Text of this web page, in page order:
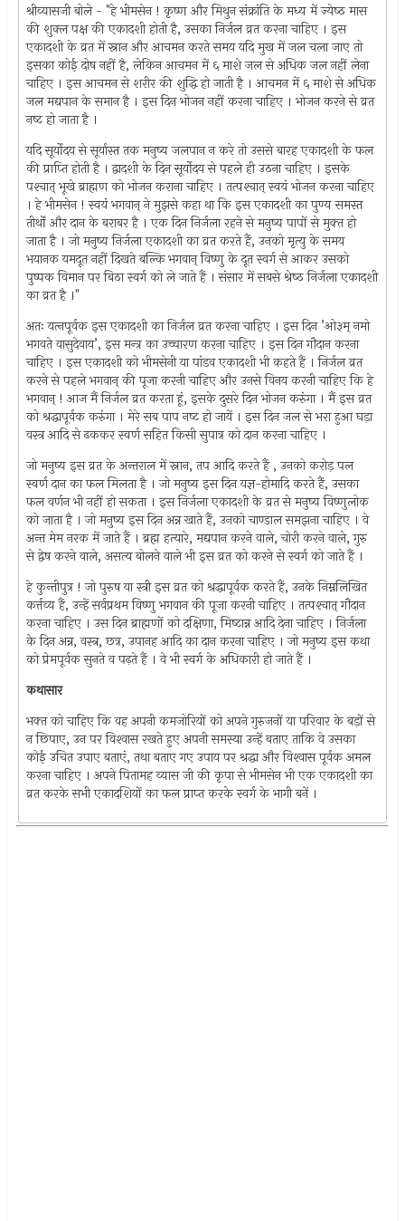
श्रीव्यासजी बोले - "हे भीमसेन ! कृष्ण और मिथुन संक्रांति के मध्य में ज्येष्‍ठ मास
की शुक्ल पक्ष की एकादशी होती है, उसका निर्जल व्रत करना चाहिए । इस
एकादशी के व्रत में स्नान और आचमन करते समय यदि मुख में जल चला जाए तो
इसका कोई दोष नहीं है, लेकिन आचमन में ६ माशे जल से अधिक जल नहीं लेना
चाहिए । इस आचमन से शरीर की शुद्धि हो जाती है । आचमन में ६ माशे से अधिक
जल मद्यपान के समान है । इस दिन भोजन नहीं करना चाहिए । भोजन करने से व्रत
नष्‍ट हो जाता है ।
यदि सूर्योदय से सूर्यास्त तक मनुष्य जलपान न करे तो उससे बारह एकादशी के फल
की प्राप्‍ति होती है । द्वादशी के दिन सूर्योदय से पहले ही उठना चाहिए । इसके
पश्‍चात् भूखे ब्राह्मण को भोजन कराना चाहिए । तत्पश्‍चात् स्वयं भोजन करना चाहिए
। हे भीमसेन ! स्वयं भगवान् ने मुझसे कहा था कि इस एकादशी का पुण्य समस्त
तीर्थों और दान के बराबर है । एक दिन निर्जला रहने से मनुष्य पापों से मुक्‍त हो
जाता है । जो मनुष्य निर्जला एकादशी का व्रत करते हैं, उनको मृत्यु के समय
भयानक यमदूत नहीं दिखते बल्कि भगवान् विष्णु के दूत स्वर्ग से आकर उसको
पुष्पक विमान पर बिठा स्वर्ग को ले जाते हैं । संसार में सबसे श्रेष्‍ठ निर्जला एकादशी
का व्रत है ।"
अतः यत्‍नपूर्वक इस एकादशी का निर्जल व्रत करना चाहिए । इस दिन ’ओ३म् नमो
भगवते वासुदेवाय’, इस मन्त्र का उच्चारण करना चाहिए । इस दिन गौदान करना
चाहिए । इस एकादशी को भीमसेनी या पांडव एकादशी भी कहते हैं । निर्जल व्रत
करने से पहले भगवान् की पूजा करनी चाहिए और उनसे विनय करनी चाहिए कि हे
भगवान् ! आज मैं निर्जल व्रत करता हूं, इसके दुसरे दिन भोजन करुंगा । मैं इस व्रत
को श्रद्धापूर्वक करुंगा । मेरे सब पाप नष्‍ट हो जायें । इस दिन जल से भरा हुआ घड़ा
वस्त्र आदि से ढककर स्वर्ण सहित किसी सुपात्र को दान करना चाहिए ।
जो मनुष्य इस व्रत के अन्तराल में स्नान, तप आदि करते हैं , उनको करोड़ पल
स्वर्ण दान का फल मिलता है । जो मनुष्य इस दिन यज्ञ-होमादि करते हैं, उसका
फल वर्णन भी नहीं हो सकता । इस निर्जला एकादशी के व्रत से मनुष्य विष्णुलोक
को जाता है । जो मनुष्य इस दिन अन्न खाते हैं, उनको चाण्डाल समझना चाहिए । वे
अन्त मेम नरक में जाते हैं । ब्रह्म हत्यारे, मद्यपान करने वाले, चोरी करने वाले, गुरु
से द्वेष करने वाले, असत्य बोलने वाले भी इस व्रत को करने से स्वर्ग को जाते हैं ।
हे कुन्तीपुत्र ! जो पुरुष या स्त्री इस व्रत को श्रद्धापूर्वक करते हैं, उनके निम्नलिखित
कर्त्तव्य हैं, उन्हें सर्वप्रथम विष्णु भगवान की पूजा करनी चाहिए । तत्पश्‍चात् गौदान
करना चाहिए । उस दिन ब्राह्मणों को दक्षिणा, मिष्‍टान्न आदि देना चाहिए । निर्जला
के दिन अन्न, वस्त्र, छत्र, उपानह आदि का दान करना चाहिए । जो मनुष्य इस कथा
को प्रेमपूर्वक सुनते व पढ़ते हैं । वे भी स्वर्ग के अधिकारी हो जाते हैं ।
कथासार
भक्‍त को चाहिए कि वह अपनी कमजोरियों को अपने गुरुजनों या परिवार के बड़ों से
न छिपाए, उन पर विश्‍वास रखते हुए अपनी समस्या उन्हें बताए ताकि वे उसका
कोई उचित उपाए बताएं, तथा बताए गए उपाय पर श्रद्धा और विश्‍वास पूर्वक अमल
करना चाहिए । अपने पितामह व्यास जी की कृपा से भीमसेन भी एक एकादशी का
व्रत करके सभी एकादशियों का फल प्राप्‍त करके स्वर्ग के भागी बनें ।